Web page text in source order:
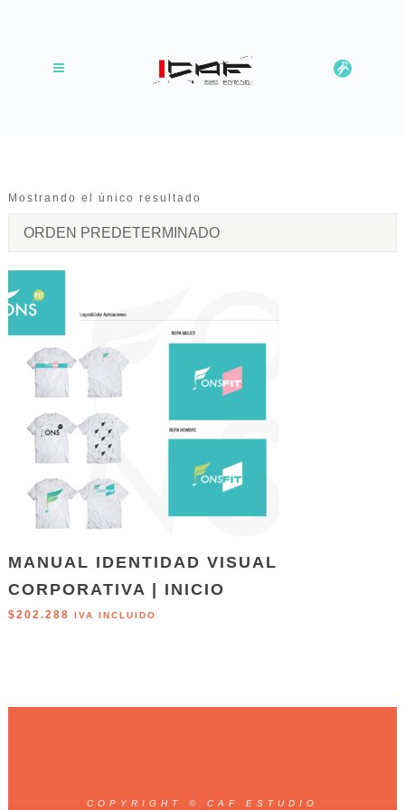
Mostrando el único resultado
ORDEN PREDETERMINADO
MANUAL IDENTIDAD VISUAL
CORPORATIVA | INICIO
$202.288 IVA INCLUIDO
COPYRIGHT © CAF ESTUDIO